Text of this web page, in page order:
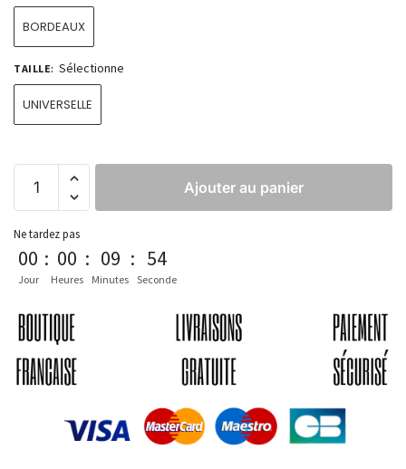
BORDEAUX
TAILLE: Sélectionne
UNIVERSELLE
Ajouter au panier
Ne tardez pas
00
Jour
: 00
Heures
: 09
Minutes
: 53
Seconde